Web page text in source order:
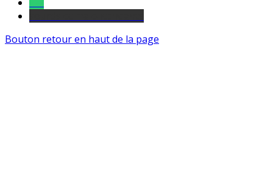
Bouton retour en haut de la page